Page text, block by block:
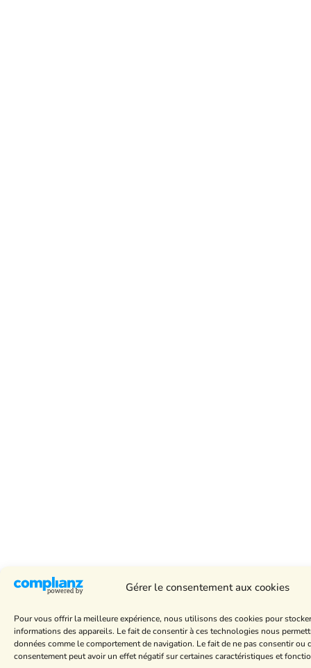
Gérer le consentement aux cookies
Pour vous offrir la meilleure expérience, nous utilisons des cookies pour
informations des appareils. Le fait de consentir à ces technologies nous
données comme le comportement de navigation. Le fait de ne pas consentir ou
consentement peut avoir un effet négatif sur certaines caractéristiques et